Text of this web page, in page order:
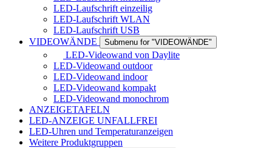
LED-Laufschrift einzeilig
LED-Laufschrift WLAN
LED-Laufschrift USB
VIDEOWÄNDE
Submenu for "VIDEOWÄNDE"
LED-Videowand von Daylite
LED-Videowand outdoor
LED-Videowand indoor
LED-Videowand kompakt
LED-Videowand monochrom
ANZEIGETAFELN
LED-ANZEIGE UNFALLFREI
LED-Uhren und Temperaturanzeigen
Weitere Produktgruppen